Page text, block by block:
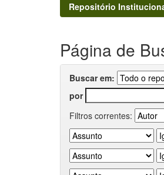
Repositório
Página de
Buscar em:
por
Filtros correntes: